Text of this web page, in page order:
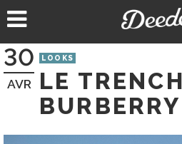
au
30
AVR
LOOKS
LE TRENCH